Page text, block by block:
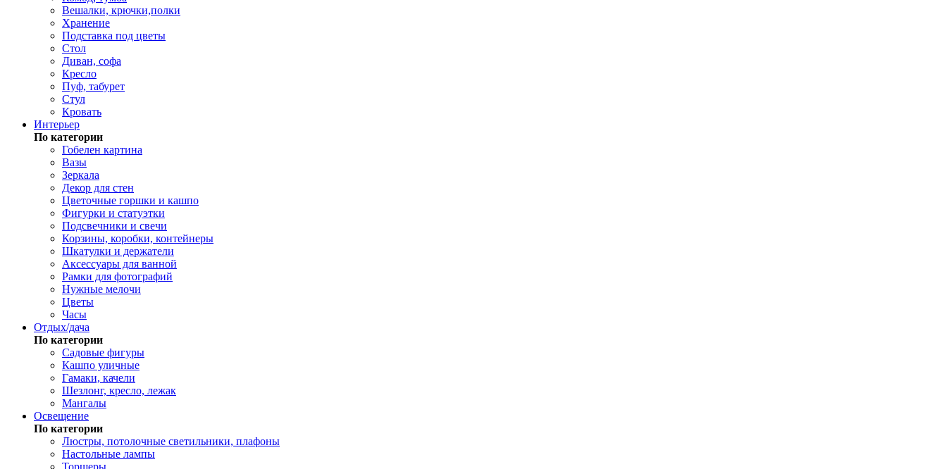
Вешалки, крючки,полки
Хранение
Подставка под цветы
Стол
Диван, софа
Кресло
Пуф, табурет
Стул
Кровать
Интерьер
По категории
Гобелен картина
Вазы
Зеркала
Декор для стен
Цветочные горшки и кашпо
Фигурки и статуэтки
Подсвечники и свечи
Корзины, коробки, контейнеры
Шкатулки и держатели
Аксессуары для ванной
Рамки для фотографий
Нужные мелочи
Цветы
Часы
Отдых/дача
По категории
Садовые фигуры
Кашпо уличные
Гамаки, качели
Шезлонг, кресло, лежак
Мангалы
Освещение
По категории
Люстры, потолочные светильники, плафоны
Настольные лампы
Торшеры